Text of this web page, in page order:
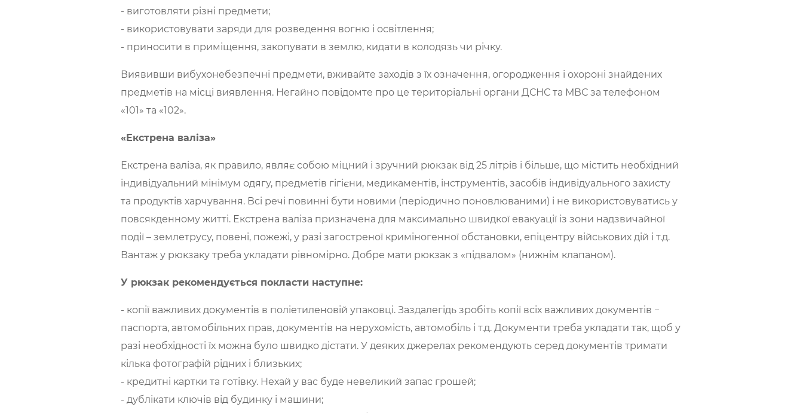
- виготовляти різні предмети;
- використовувати заряди для розведення вогню і освітлення;
- приносити в приміщення, закопувати в землю, кидати в колодязь чи річку.
Виявивши вибухонебезпечні предмети, вживайте заходів з їх означення, огородження і охороні знайдених
предметів на місці виявлення. Негайно повідомте про це територіальні органи ДСНС та МВС за телефоном
«101» та «102».
«Екстрена валіза»
Екстрена валіза, як правило, являє собою міцний і зручний рюкзак від 25 літрів і більше, що містить необхідний
індивідуальний мінімум одягу, предметів гігієни, медикаментів, інструментів, засобів індивідуального захисту
та продуктів харчування. Всі речі повинні бути новими (періодично поновлюваними) і не використовуватись у
повсякденному житті. Екстрена валіза призначена для максимально швидкої евакуації із зони надзвичайної
події – землетрусу, повені, пожежі, у разі загостреної криміногенної обстановки, епіцентру військових дій і т.д.
Вантаж у рюкзаку треба укладати рівномірно. Добре мати рюкзак з «підвалом» (нижнім клапаном).
У рюкзак рекомендується покласти наступне:
- копії важливих документів в поліетиленовій упаковці. Заздалегідь зробіть копії всіх важливих документів −
паспорта, автомобільних прав, документів на нерухомість, автомобіль і т.д. Документи треба укладати так, щоб у
разі необхідності їх можна було швидко дістати. У деяких джерелах рекомендують серед документів тримати
кілька фотографій рідних і близьких;
- кредитні картки та готівку. Нехай у вас буде невеликий запас грошей;
- дублікати ключів від будинку і машини;